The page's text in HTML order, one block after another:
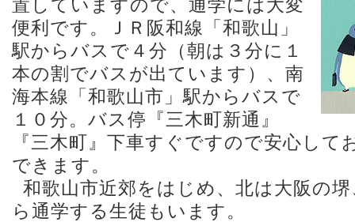
置していますので、通学には大変
便利です。ＪＲ阪和線「和歌山」
駅からバスで４分（朝は３分に１
本の割でバスが出ています）、南
海本線「和歌山市」駅からバスで
１０分。バス停『三木町新通』
『三木町』下車すぐですので安心し
できます。
和歌山市近郊をはじめ、北は大阪の
ら通学する生徒もいます。